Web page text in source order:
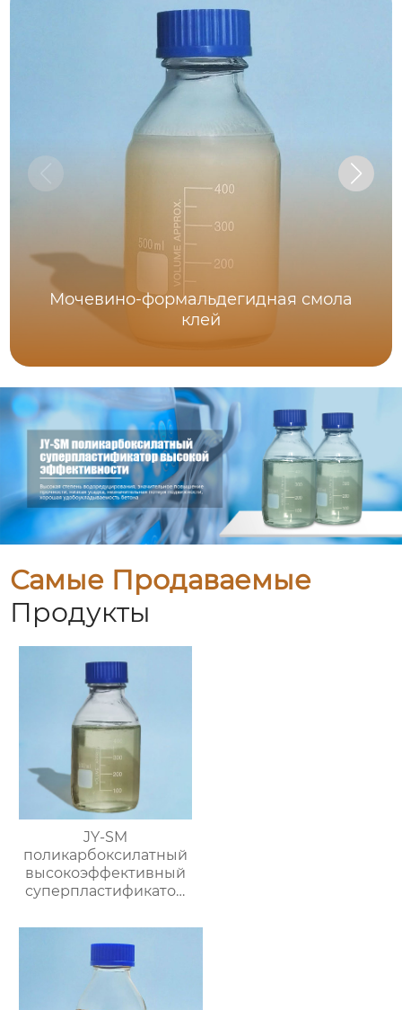
Мочевино-формальдегидная смола
клей
Самые Продаваемые
Продукты
JY-SM
поликарбоксилатный
высокоэффективный
суперпластификатор
вещества ≥50%)